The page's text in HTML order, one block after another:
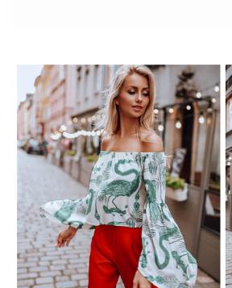
falbanamii przede wszystkim – które z
ciekawa? W takim razie zapraszam do
Czy falbany będą modne
Falbany królują w modzie damskiej już od
sezonów. Mają swoje wzloty i upadki, ale
godnością na salony. Co …